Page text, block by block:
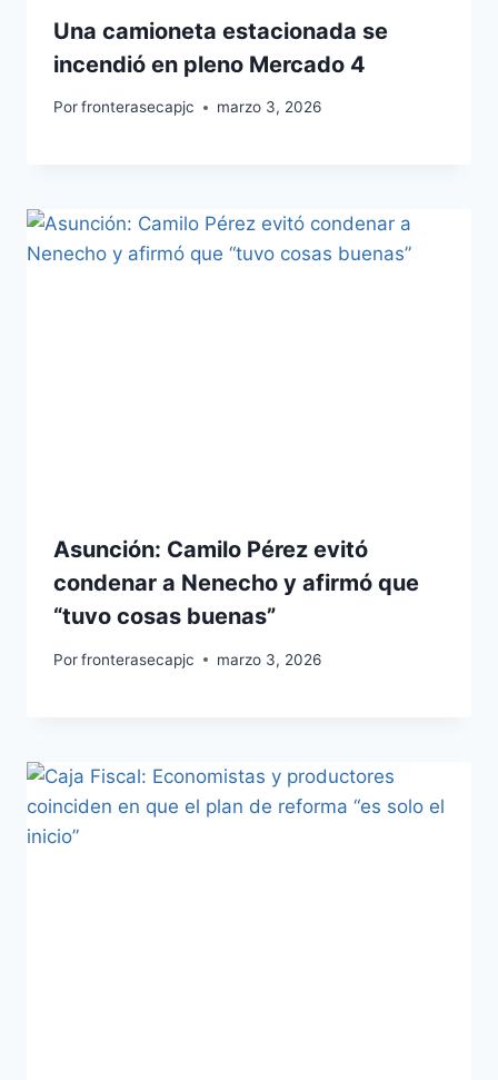
Una camioneta estacionada se
incendió en pleno Mercado 4
Porfronterasecapjc marzo 3, 2026
Asunción: Camilo Pérez evitó
condenar a Nenecho y afirmó que
“tuvo cosas buenas”
Porfronterasecapjc marzo 3, 2026